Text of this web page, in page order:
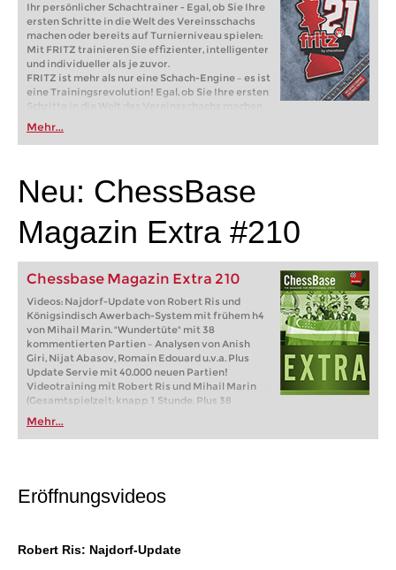
Ihr persönlicher Schachtrainer - Egal, ob Sie Ihre
ersten Schritte in die Welt des Vereinsschachs
machen oder bereits auf Turnierniveau spielen:
Mit FRITZ trainieren Sie effizienter, intelligenter
und individueller als je zuvor.
FRITZ ist mehr als nur eine Schach-Engine – es ist
eine Trainingsrevolution! Egal, ob Sie Ihre ersten
Schritte in die Welt des Vereinsschachs machen
oder bereits auf Turnierniveau spielen: Mit
FRITZ trainieren Sie effizienter, intelligenter und
individueller als je zuvor.
Mehr...
Neu: ChessBase
Magazin Extra #210
Chessbase Magazin Extra 210
Videos: Najdorf-Update von Robert Ris und
Königsindisch Awerbach-System mit frühem h4
von Mihail Marin. "Wundertüte" mit 38
kommentierten Partien – Analysen von Anish
Giri, Nijat Abasov, Romain Edouard u.v.a. Plus
Update Servie mit 40.000 neuen Partien!
Videotraining mit Robert Ris und Mihail Marin
(Gesamtspielzeit: knapp 1 Stunde. Plus 38
ausführliche Analysen von Anish Giri, Romain
Edouard, Lubomir Ftacnik, Michal Krasenkow,
u.v.a. Das ChessBase Magazin Extra ist die
Download oder auf DVD.
Mehr...
Eröffnungsvideos
Robert Ris: Najdorf-Update